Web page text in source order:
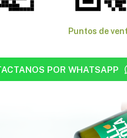
Puntos de
POR WHATSAPP